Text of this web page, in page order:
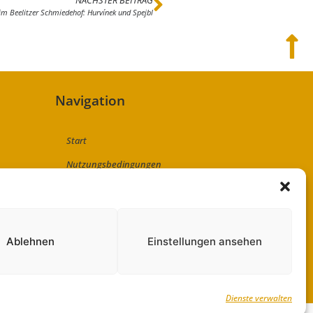
Dienste verwalten
Ablehnen Einstellungen ansehen
Beelitzer Schmiedehof: Hurvínek und Spejbl
Navigation
Start
Nutzungsbedingungen